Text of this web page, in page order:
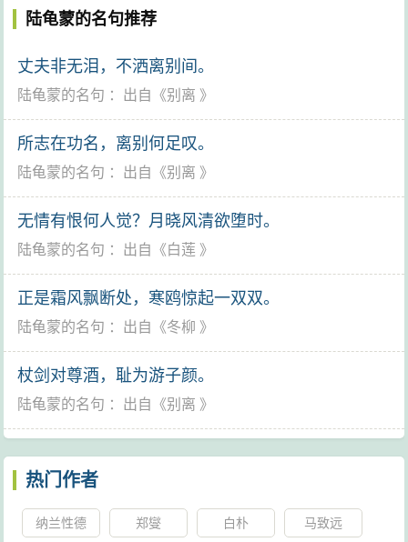
陆龟蒙的名句推荐
丈夫非无泪，不洒离别间。
陆龟蒙的名句 ：出自《别离 》
所志在功名，离别何足叹。
陆龟蒙的名句 ：出自《别离 》
无情有恨何人觉？月晓风清欲堕时。
陆龟蒙的名句 ：出自《白莲 》
正是霜风飘断处，寒鸥惊起一双双。
陆龟蒙的名句 ：出自《冬柳 》
杖剑对尊酒，耻为游子颜。
陆龟蒙的名句 ：出自《别离 》
热门作者
纳兰性德 郑燮 白朴 马致远